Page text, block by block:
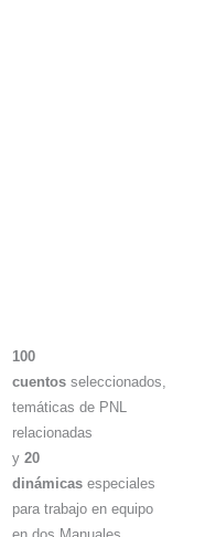
100
cuentos seleccionados,
temáticas de PNL
relacionadas
y 20
dinámicas especiales
para trabajo en equipo